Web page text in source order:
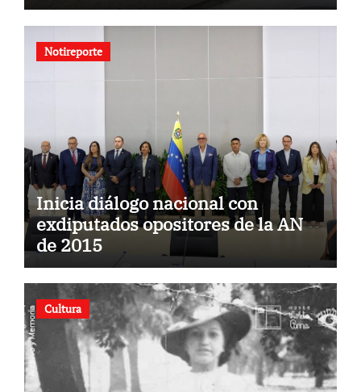
Notireporte
Inicia diálogo nacional con
exdiputados opositores de la AN
de 2015
Cultura